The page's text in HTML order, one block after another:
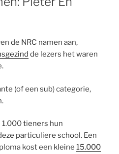
de NRC namen aan,
de lezers het waren
(of een sub) categorie,
tieners hun
particuliere school. Een
kost een kleine 15.000